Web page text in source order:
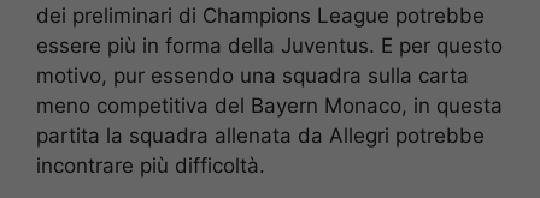
dei preliminari di Champions League potrebbe
essere più in forma della Juventus. E per questo
motivo, pur essendo una squadra sulla carta
meno competitiva del Bayern Monaco, in questa
partita la squadra allenata da Allegri potrebbe
incontrare più difficoltà.